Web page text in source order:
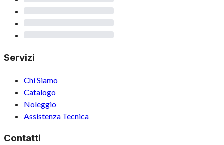
Servizi
Chi Siamo
Catalogo
Noleggio
Assistenza Tecnica
Contatti